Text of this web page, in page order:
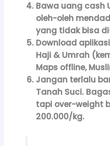
Bawa uang cash
oleh-oleh
yang tidak bisa
Download aplikasi
Haji & Umrah
Maps offline,
Jangan terlalu
Tanah Suci.
tapi over-weight
200.000/kg.